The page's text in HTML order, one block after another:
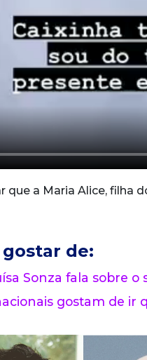
que a Maria Alice, filha
de:
Sonza fala sobre
gostam de ir